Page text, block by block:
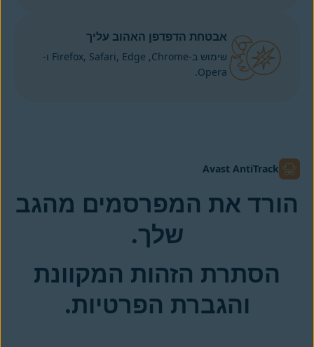
אבטחת הדפדפן האהוב עליך
שימוש ב-Chrome‏, Firefox, Safari, Edge ו-
Opera.
Avast AntiTrack
הורד את המפרסמים מהגב
שלך.
הסתרת הזהות המקוונת
והגברת הפרטיות.